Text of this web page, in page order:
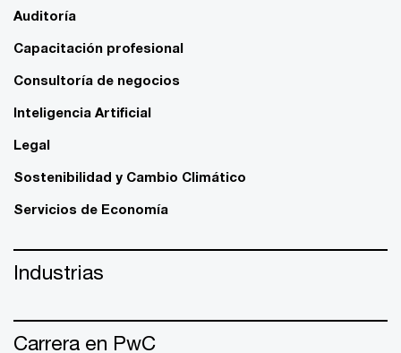
Auditoría
Capacitación profesional
Consultoría de negocios
Inteligencia Artificial
Legal
Sostenibilidad y Cambio Climático
Servicios de Economía
Industrias
Carrera en PwC